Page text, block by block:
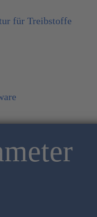
für Treibstoffe